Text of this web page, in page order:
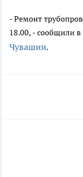
- Ремонт
18.00, - сообщили в
Чувашии.